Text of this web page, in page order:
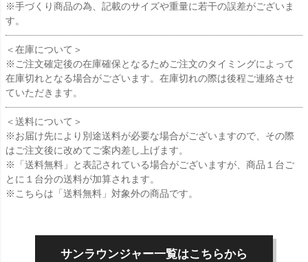
※手づくり商品の為、記載のサイズや重量に若干の誤差がございま
す。
＜在庫について＞
※ご注文確定後の在庫確保となるためご注文のタイミングによって
在庫切れとなる場合がございます。在庫切れの際は後程ご連絡させ
ていただきます。
＜送料について＞
※お届け先により別途送料が必要な場合がございますので、その際
はご注文後に改めてご案内差し上げます。
※「送料無料」と表記されている場合がございますが、商品１台ご
とに１台分の送料が加算されます。
※こちらは「送料無料」対象外の商品です。
サンラウンジャー一覧はこちらから